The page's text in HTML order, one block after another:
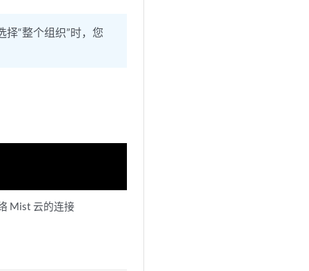
择“整个组织”时，您
Mist 云的连接